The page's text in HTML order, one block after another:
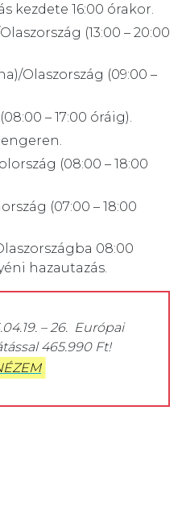
kezdete 16:00 órakor.
(13:00 – 20:00
Olaszország (09:00 –
– 17:00 óráig).
(08:00 – 18:00
(07:00 – 18:00
08:00
hazautazás.
– 26. Európai
465.990 Ft!